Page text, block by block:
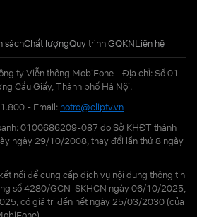
sáchChất lượngQuy trình GQKNLiên hệ
ty Viễn thông MobiFone - Địa chỉ: Số 01
Cầu Giấy, Thành phố Hà Nội.
- Email: hotro@cliptv.vn
0100686209-087 do Sở KHĐT thành
ngày 29/10/2008, thay đổi lần thứ 8 ngày
nối để cung cấp dịch vụ nội dung thông tin
số 4280/GCN-SKHCN ngày 06/10/2025,
có giá trị đến hết ngày 25/03/2030 (của